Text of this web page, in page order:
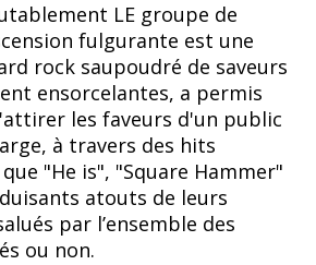
LE groupe de
fulgurante est une
rock saupoudré de saveurs
ensorcelantes, a permis
les faveurs d'un public
à travers des hits
"He is", "Square Hammer"
atouts de leurs
par l’ensemble des
ou non.